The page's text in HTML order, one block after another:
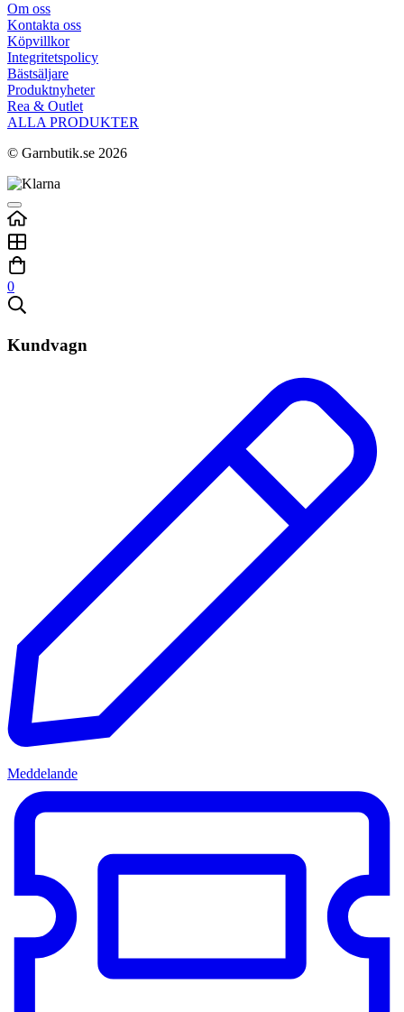
Om oss
Kontakta oss
Köpvillkor
Integritetspolicy
Bästsäljare
Produktnyheter
Rea & Outlet
ALLA PRODUKTER
© Garnbutik.se 2026
0
Kundvagn
Meddelande